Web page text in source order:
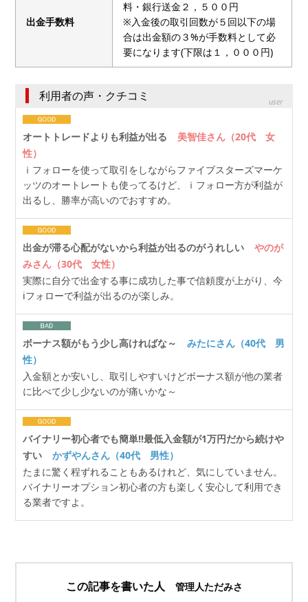
出金手数料
料・銀行送金２，５００円
※入金後の取引回数が５回以下の場
合は出金額の３%が手数料として必
要になります(下限は１，０００円)
利用者の声・クチコミ user
オートトレードよりも利益が出る
美智佳さん（20代 女
性）
ｉフォローを使って取引をしながらファイブスターズマーケ
ッツのオートレートも使ってるけど、ｉフォロー方が利益が
出るし、勝率が高いのでおすすめ。
出金が滞る心配がないから利益が出るのがうれしい
やのが
みさん（30代 女性）
実際に自分で出金する事に成功した事で信頼度が上がり、今
iフォローで利益が出るのが楽しみ。
ボーナス額がもう少し高ければな～
みたにさん（40代 男
性）
入金額とか安いし、取引しやすいけどボーナス額が他の業者
に比べて少し少ないのが痛いかな～
バイナリー初心者でも簡単!!最低入金額が1万円だから続けや
すい
かずやんさん（40代 男性）
たまに驚く程ずれることもあるけれど、気にしていません。
バイナリーオプション初心者の方も楽しく安心して利用でき
る業者ですよ。
この記事を書いた人 管理人ただみさ